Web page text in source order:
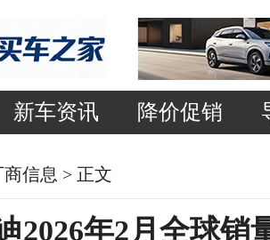
新车资讯 降价促销
商信息 > 正文
2026年2月全球销